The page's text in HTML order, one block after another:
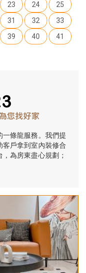
23 24
25
31 32
33
39 40
41
條龍服務。我們提
戶拿到室內裝修合
為房東盡心規劃；